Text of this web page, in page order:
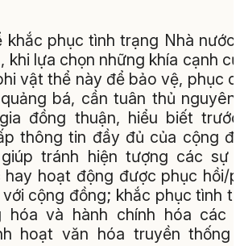
khắc phục tình trạng Nhà nước
khi lựa chọn những khía cạnh
vật thể này để bảo vệ, phục
bá, cần tuân thủ
đồng thuận, hiểu biết
thông tin đầy đủ của cộng
tránh hiện tượng các sự
hoạt động được phục hồi/
cộng đồng; khắc phục tình
hóa và hành chính hóa các
hoạt văn hóa truyền thống